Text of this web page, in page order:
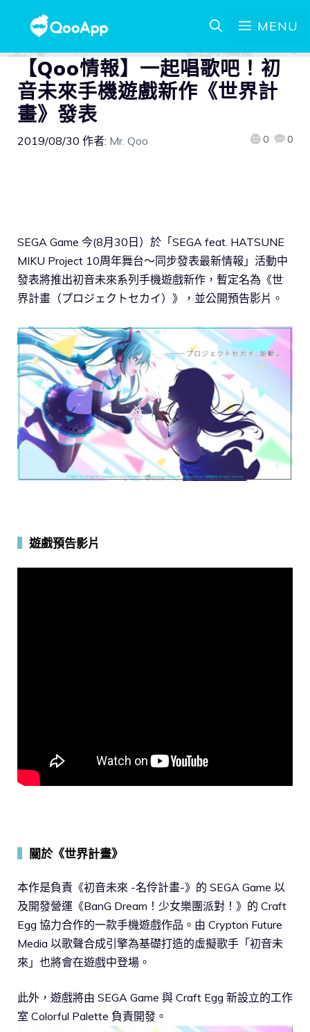
MENU
【Qoo情報】一起唱歌吧！初
音未來手機遊戲新作《世界計
畫》發表
2019/08/30 作者: Mr. Qoo 0 0
SEGA Game 今(8月30日）於「SEGA feat. HATSUNE
MIKU Project 10周年舞台～同步發表最新情報」活動中
發表將推出初音未來系列手機遊戲新作，暫定名為《世
界計畫（プロジェクトセカイ）》，並公開預告影片。
遊戲預告影片
關於《世界計畫》
本作是負責《初音未來 -名伶計畫-》的 SEGA Game 以
及開發營運《BanG Dream！少女樂團派對！》的 Craft
Egg 協力合作的一款手機遊戲作品。由 Crypton Future
Media 以歌聲合成引擎為基礎打造的虛擬歌手「初音未
來」也將會在遊戲中登場。
此外，遊戲將由 SEGA Game 與 Craft Egg 新設立的工作
室 Colorful Palette 負責開發。